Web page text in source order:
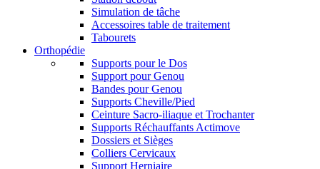
Simulation de tâche
Accessoires table de traitement
Tabourets
Orthopédie
Supports pour le Dos
Support pour Genou
Bandes pour Genou
Supports Cheville/Pied
Ceinture Sacro-iliaque et Trochanter
Supports Réchauffants Actimove
Dossiers et Sièges
Colliers Cervicaux
Support Herniaire